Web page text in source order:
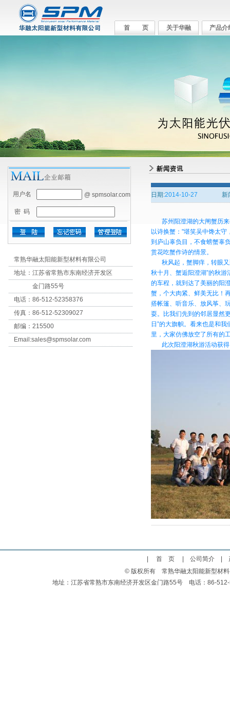
首 页 关于华融 产品介
用户名 @ spmsolar.com
密 码
常熟华融太阳能新型材料有限公司
地址：江苏省常熟市东南经济开发区
金门路55号
电话：86-512-52358376
传真：86-512-52309027
邮编：215500
Email:sales@spmsolar.com
日期:2014-10-27 新
苏州阳澄湖的大闸蟹历
以诗换蟹："堪笑吴中馋太
到庐山辜负目，不食螃蟹辜
赏花吃蟹作诗的情景。
秋风起，蟹脚痒，转眼又
秋十月、蟹逅阳澄湖”的秋
的车程，就到达了美丽的阳
蟹，个大肉紧、鲜美无比！
搭帐篷、听音乐、放风筝、
耍。比我们先到的邻居显然
日”的大旗帜。看来也是和
里，大家仿佛放空了所有的
此次阳澄湖秋游活动获得
首 页| 公司简介|
© 版权所有 常熟华融太阳能新型材
地址：江苏省常熟市东南经济开发区金门路55号 电话：86-